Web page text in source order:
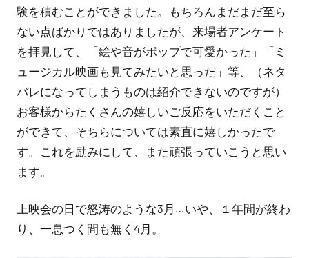
験を積むことができました。もちろんまだまだ至ら
ない点ばかりではありましたが、来場者アンケート
を拝見して、「絵や音がポップで可愛かった」「ミ
ュージカル映画も見てみたいと思った」等、（ネタ
バレになってしまうものは紹介できないのですが）
お客様からたくさんの嬉しいご反応をいただくこと
ができて、そちらについては素直に嬉しかったで
す。これを励みにして、また頑張っていこうと思い
ます。
上映会の日で怒涛のような3月…いや、１年間が終わ
り、一息つく間も無く4月。